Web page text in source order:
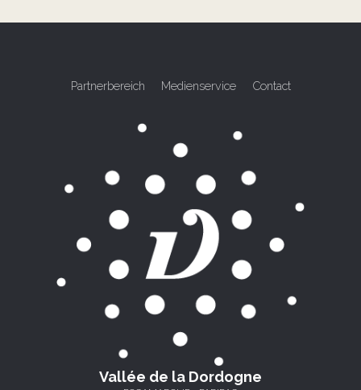
Partnerbereich Medienservice Contact
Vallée de la Dordogne